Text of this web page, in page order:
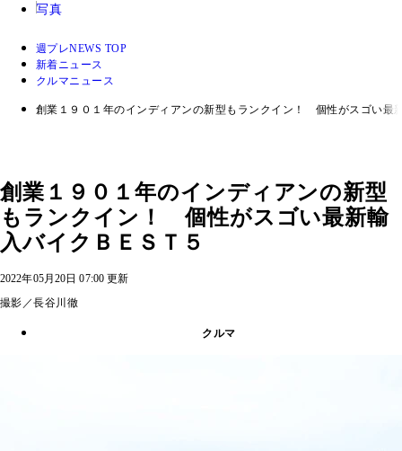
写真
週プレNEWS TOP
新着ニュース
クルマニュース
創業１９０１年のインディアンの新型もランクイン！ 個性がスゴい最
創業１９０１年のインディアンの新型
もランクイン！ 個性がスゴい最新輸
入バイクＢＥＳＴ５
2022年05月20日 07:00 更新
撮影／長谷川徹
クルマ